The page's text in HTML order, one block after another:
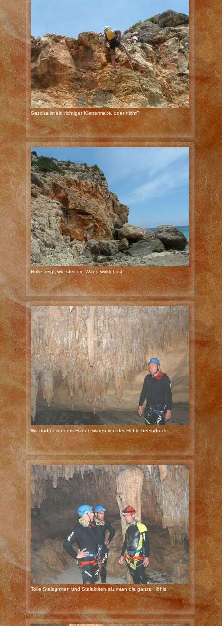
Sascha ist ein richtiger Klettermaxe, oder nicht?
Rolle zeigt, wie steil die Wand wirklich ist.
Wir und besonders Hanno waren von der Höhle beeindruckt.
Tolle Stalagmiten und Stalaktiten säumten die ganze Höhle.